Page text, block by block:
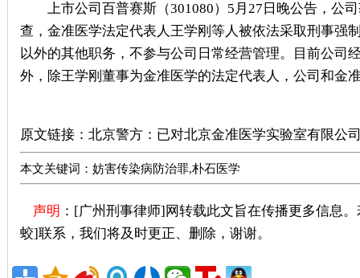
上市公司百普赛斯（301080）5月27日晚公告，公司
查，金准医学法定代表人王学刚等人被依法采取刑事强
以外的其他职务，不参与公司日常经营管理。目前公司
外，除王学刚董事为金准医学的法定代表人，公司和金
原文链接： 北京警方：已对北京金准医学实验室有限公
本文关键词：妨害传染病防治罪,朴石医学
声明 ：[广州刑事律师]网转载此文旨在传播更多信息
蛟]联系，我们将及时更正、删除，谢谢。